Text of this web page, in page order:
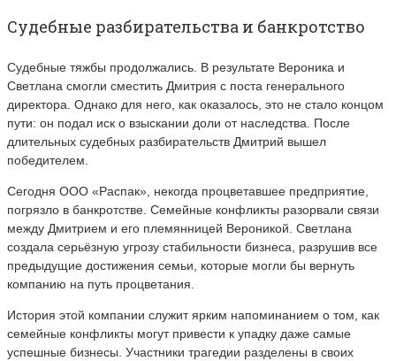
Судебные разбирательства и банкротство
Судебные тяжбы продолжались. В результате Вероника и
Светлана смогли сместить Дмитрия с поста генерального
директора. Однако для него, как оказалось, это не стало концом
пути: он подал иск о взыскании доли от наследства. После
длительных судебных разбирательств Дмитрий вышел
победителем.
Сегодня ООО «Распак», некогда процветавшее предприятие,
погрязло в банкротстве. Семейные конфликты разорвали связи
между Дмитрием и его племянницей Вероникой. Светлана
создала серьёзную угрозу стабильности бизнеса, разрушив все
предыдущие достижения семьи, которые могли бы вернуть
компанию на путь процветания.
История этой компании служит ярким напоминанием о том, как
семейные конфликты могут привести к упадку даже самые
успешные бизнесы. Участники трагедии разделены в своих